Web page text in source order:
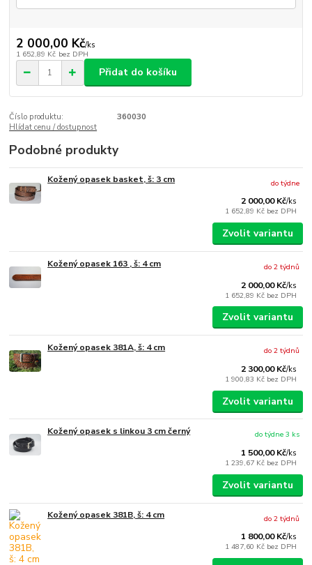
2 000,00 Kč/ks
1 652,89 Kč bez DPH
Přidat do košíku
Číslo produktu:
360030
Hlídat cenu / dostupnost
Podobné produkty
Kožený opasek basket, š: 3 cm
2 000,00 Kč/ks
1 652,89 Kč bez DPH
do týdne
Zvolit variantu
Kožený opasek 163 , š: 4 cm
2 000,00 Kč/ks
1 652,89 Kč bez DPH
do 2 týdnů
Zvolit variantu
Kožený opasek 381A, š: 4 cm
2 300,00 Kč/ks
1 900,83 Kč bez DPH
do 2 týdnů
Zvolit variantu
Kožený opasek s linkou 3 cm černý
1 500,00 Kč/ks
1 239,67 Kč bez DPH
do týdne 3 ks
Zvolit variantu
Kožený opasek 381B, š: 4 cm
1 800,00 Kč/ks
1 487,60 Kč bez DPH
do 2 týdnů